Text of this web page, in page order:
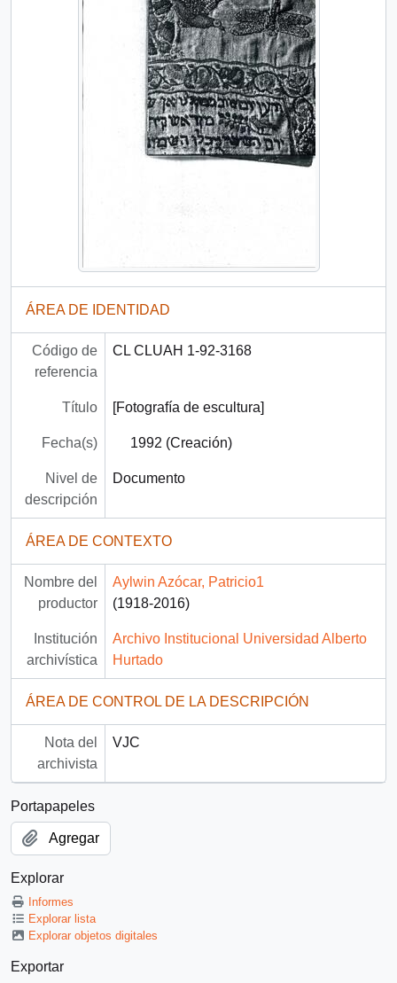
ÁREA DE IDENTIDAD
Código de
referencia
CL CLUAH 1-92-3168
Título [Fotografía de escultura]
Fecha(s) 1992 (Creación)
Nivel de
descripción
Documento
ÁREA DE CONTEXTO
Nombre del
productor
Aylwin Azócar, Patricio1
(1918-2016)
Institución
archivística
Archivo Institucional Universidad Alberto
Hurtado
ÁREA DE CONTROL DE LA DESCRIPCIÓN
Nota del
archivista
VJC
Portapapeles
Agregar
Explorar
Informes
Explorar lista
Explorar objetos digitales
Exportar